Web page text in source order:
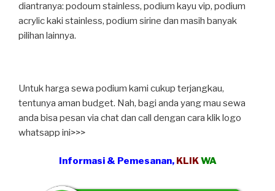
diantranya: podoum stainless, podium kayu vip, podium
acrylic kaki stainless, podium sirine dan masih banyak
pilihan lainnya.
Untuk harga sewa podium kami cukup terjangkau,
tentunya aman budget. Nah, bagi anda yang mau sewa
anda bisa pesan via chat dan call dengan cara klik logo
whatsapp ini>>>
Informasi & Pemesanan, KLIKWA